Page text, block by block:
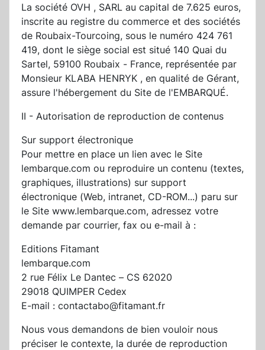
La société OVH , SARL au capital de 7.625 euros,
inscrite au registre du commerce et des sociétés
de Roubaix-Tourcoing, sous le numéro 424 761
419, dont le siège social est situé 140 Quai du
Sartel, 59100 Roubaix - France, représentée par
Monsieur KLABA HENRYK , en qualité de Gérant,
assure l'hébergement du Site de l'EMBARQUÉ.
II - Autorisation de reproduction de contenus
Sur support électronique
Pour mettre en place un lien avec le Site
lembarque.com ou reproduire un contenu (textes,
graphiques, illustrations) sur support
électronique (Web, intranet, CD-ROM...) paru sur
le Site www.lembarque.com, adressez votre
demande par courrier, fax ou e-mail à :
Editions Fitamant
lembarque.com
2 rue Félix Le Dantec – CS 62020
29018 QUIMPER Cedex
E-mail : contactabo@fitamant.fr
Nous vous demandons de bien vouloir nous
préciser le contexte, la durée de reproduction